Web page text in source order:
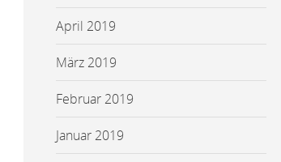
April 2019
März 2019
Februar 2019
Januar 2019